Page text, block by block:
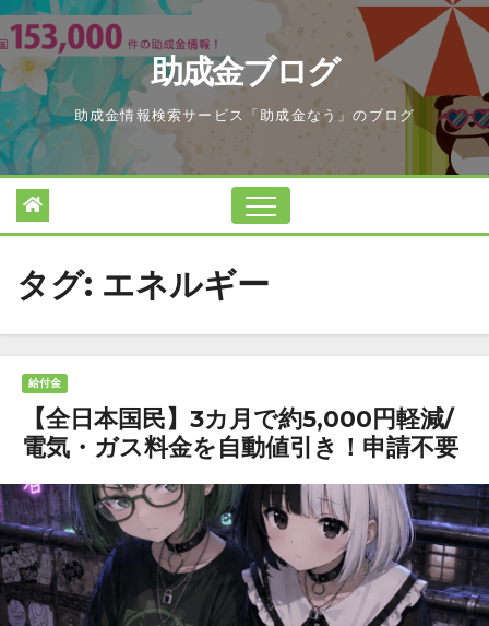
Skip
to
content
助成金ブログ
助成金情報検索サービス「助成金なう」のブログ
タグ: エネルギー
給付金
【全日本国民】3カ月で約5,000円軽減/
電気・ガス料金を自動値引き！申請不要